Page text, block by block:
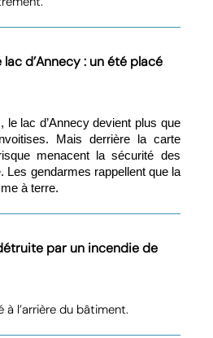
d’Annecy : un été placé
lac d’Annecy devient plus que
Mais derrière la carte
menacent la sécurité des
Les gendarmes rappellent que la
à terre.
par un incendie de
à l’arrière du bâtiment.